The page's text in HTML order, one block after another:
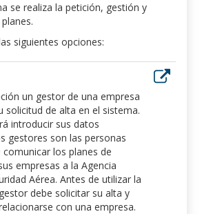
se realiza la petición, gestión y
siguientes opciones:
un gestor de una empresa
solicitud de alta en el sistema.
introducir sus datos
gestores son las personas
comunicar los planes de
empresas a la Agencia
Aérea. Antes de utilizar la
debe solicitar su alta y
con una empresa.